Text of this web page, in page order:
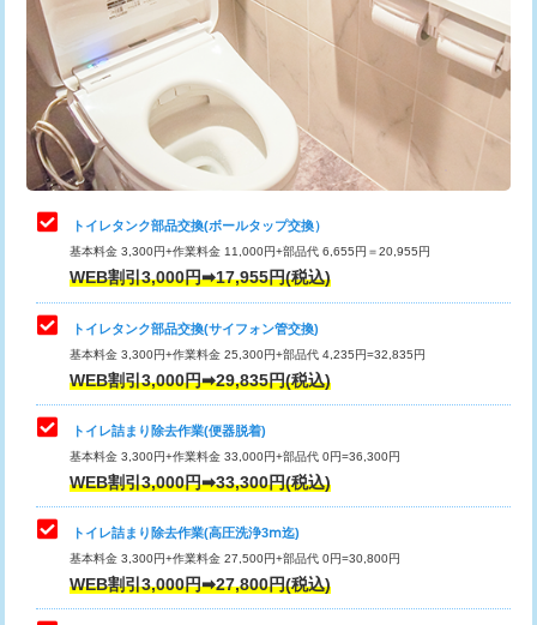
トイレタンク部品交換(ボールタップ交換）
基本料金 3,300円+作業料金 11,000円+部品代 6,655円＝20,955円
WEB割引3,000円➡17,955円(税込)
トイレタンク部品交換(サイフォン管交換)
基本料金 3,300円+作業料金 25,300円+部品代 4,235円=32,835円
WEB割引3,000円➡29,835円(税込)
トイレ詰まり除去作業(便器脱着)
基本料金 3,300円+作業料金 33,000円+部品代 0円=36,300円
WEB割引3,000円➡33,300円(税込)
トイレ詰まり除去作業(高圧洗浄3ⅿ迄)
基本料金 3,300円+作業料金 27,500円+部品代 0円=30,800円
WEB割引3,000円➡27,800円(税込)